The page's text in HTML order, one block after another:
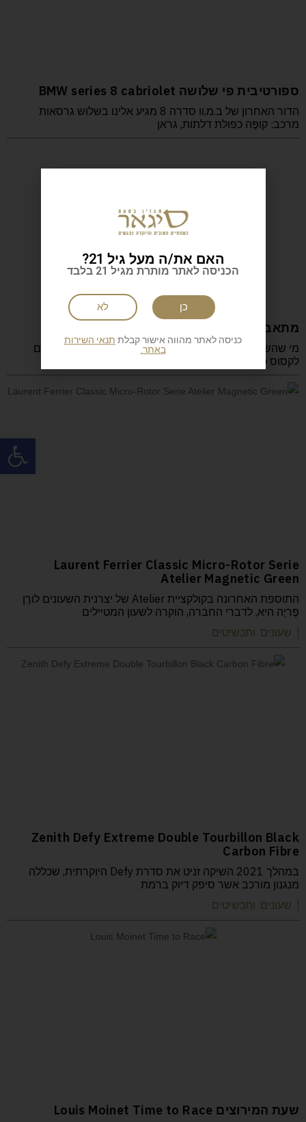
ספורטיבית פי שלושה BMW series 8 cabriolet
הדור האחרון של ב.מ.וו סדרה 8 מגיע אלינו בשלוש גרסאות
מרכב: קופֶּה כפולת דלתות, גראן
מתאבק סומו לכל שטח Lexus LX600
מי שהשתוקק לקנות בישראל לנד קרוזר 300 יכול לקנות היום
לקסוס כמעט-תאום, ברמת גימור ועידון
Laurent Ferrier Classic Micro-Rotor Serie
Atelier Magnetic Green
התוספת האחרונה בקולקציית Atelier של יצרנית השעונים לורֶן
פֶריֶה היא, לדברי החברה, הוקרה לשעון המטיילים
| שעונים ותכשיטים
Zenith Defy Extreme Double Tourbillon Black
Carbon Fibre
במהלך 2021 השיקה זניט את סדרת Defy היוקרתית, שכללה
מנגנון מורכב אשר סיפק דיוק ברמת
| שעונים ותכשיטים
שעת המירוצים Louis Moinet Time to Race
האם את/ה מעל גיל 21?
הכניסה לאתר מותרת מגיל 21 בלבד
לא כן
כניסה לאתר מהווה אישור קבלת תנאי השירות
באתר.